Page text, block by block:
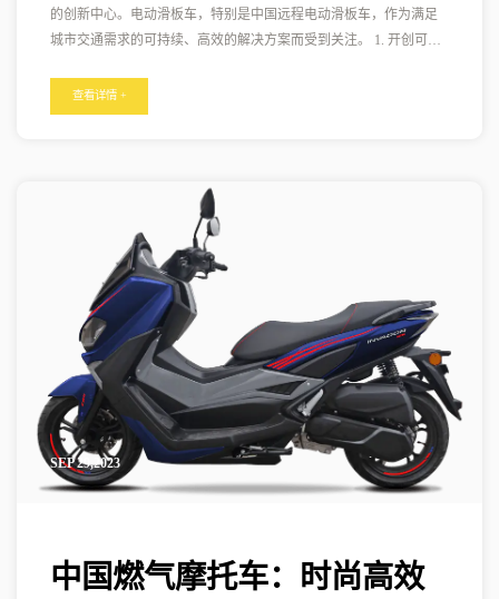
的创新中心。电动滑板车，特别是中国远程电动滑板车，作为满足
城市交通需求的可持续、高效的解决方案而受到关注。 1. 开创可持
步。由锂离子电池驱动的中国远程电动滑板车已成为中国致力于绿
色出行的象征。 2. 扩展范围： 中国远程电动滑板车的定义是一次充
查看详情 +
SEP 29,2023
中国燃气摩托车：时尚高效